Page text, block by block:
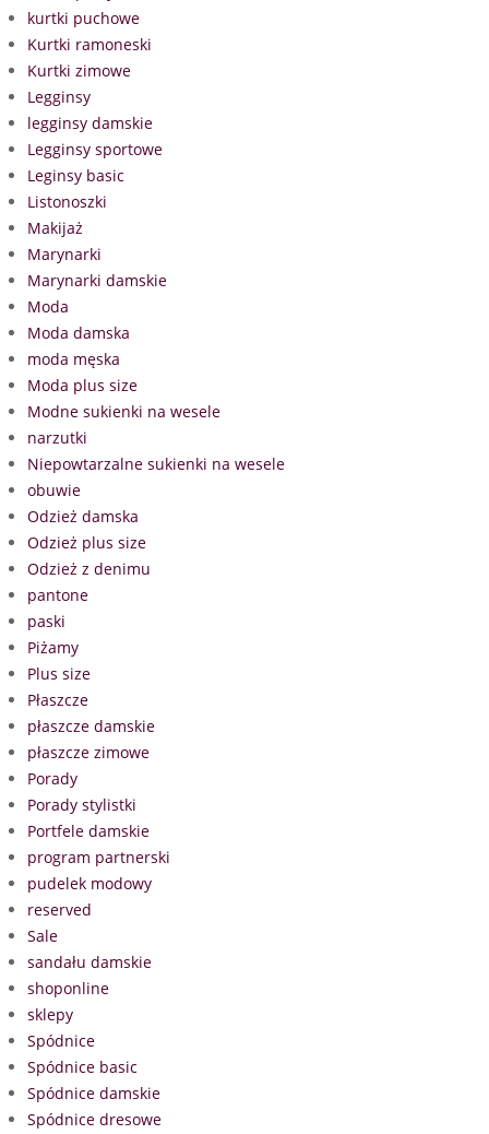
kurtki puchowe
Kurtki ramoneski
Kurtki zimowe
Legginsy
legginsy damskie
Legginsy sportowe
Leginsy basic
Listonoszki
Makijaż
Marynarki
Marynarki damskie
Moda
Moda damska
moda męska
Moda plus size
Modne sukienki na wesele
narzutki
Niepowtarzalne sukienki na wesele
obuwie
Odzież damska
Odzież plus size
Odzież z denimu
pantone
paski
Piżamy
Plus size
Płaszcze
płaszcze damskie
płaszcze zimowe
Porady
Porady stylistki
Portfele damskie
program partnerski
pudelek modowy
reserved
Sale
sandału damskie
shoponline
sklepy
Spódnice
Spódnice basic
Spódnice damskie
Spódnice dresowe